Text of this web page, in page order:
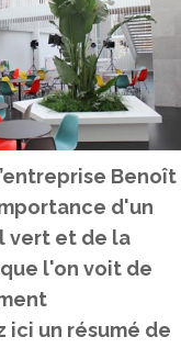
Benoît
d'un
vert et de la
l'on voit de
ici un résumé de